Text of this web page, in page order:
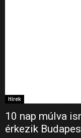
Hírek
10 nap múlva
érkezik